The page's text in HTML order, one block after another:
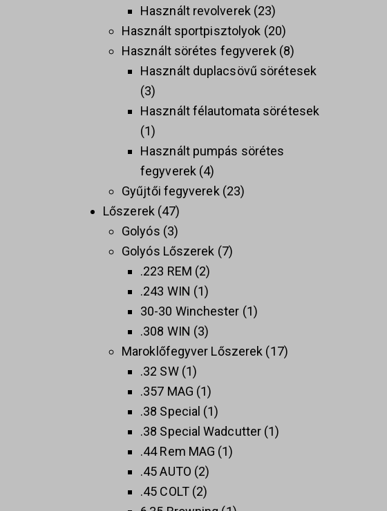
Használt revolverek 23
Használt sportpisztolyok 20
Használt sörétes fegyverek 8
Használt duplacsövű sörétesek
3
Használt félautomata sörétesek
1
Használt pumpás sörétes
fegyverek 4
Gyűjtői fegyverek 23
Lőszerek 47
Golyós 3
Golyós Lőszerek 7
.223 REM 2
.243 WIN
1
30-30 Winchester 1
.308 WIN
3
Maroklőfegyver Lőszerek 17
.32 SW 1
.357 MAG 1
.38 Special
1
.38 Special Wadcutter 1
.44 Rem MAG 1
.45 AUTO 2
.45 COLT 2